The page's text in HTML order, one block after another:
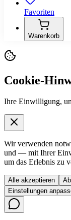
Favoriten
Warenkorb
Cookie-
Ihre Einwilligung,
Wir verwenden
und — mit Ihrer
um das Erlebnis zu
Alle akzeptieren
Einstellungen